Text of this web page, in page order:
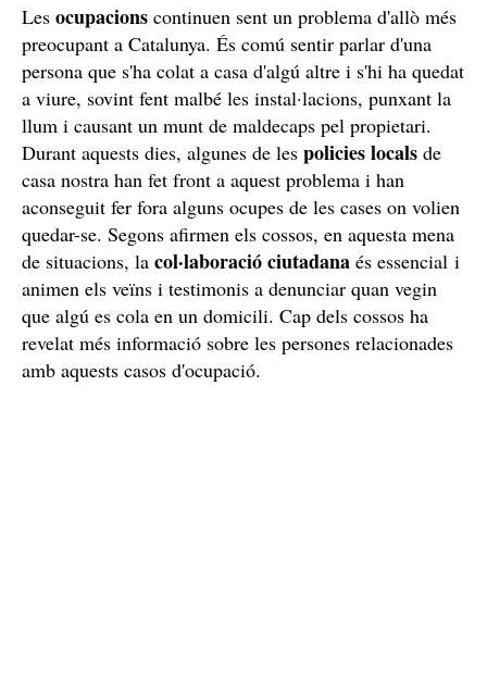
Les ocupacions continuen sent un problema d'allò més
preocupant a Catalunya. És comú sentir parlar d'una
persona que s'ha colat a casa d'algú altre i s'hi ha quedat
a viure, sovint fent malbé les instal·lacions, punxant la
llum i causant un munt de maldecaps pel propietari.
Durant aquests dies, algunes de les policies locals de
casa nostra han fet front a aquest problema i han
aconseguit fer fora alguns ocupes de les cases on volien
quedar-se. Segons afirmen els cossos, en aquesta mena
de situacions, la col·laboració ciutadana és essencial i
animen els veïns i testimonis a denunciar quan vegin
que algú es cola en un domicili. Cap dels cossos ha
revelat més informació sobre les persones relacionades
amb aquests casos d'ocupació.